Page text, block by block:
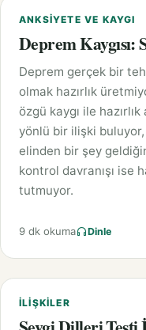
ANKSIYETE VE KAYGI
Deprem
Deprem gerçek bir
olmak hazırlık
özgü kaygı ile
yönlü bir ilişki
elinden bir şey
kontrol davranışı ise
tutmuyor.
9 dk okuma Dinle
İLIŞKILER